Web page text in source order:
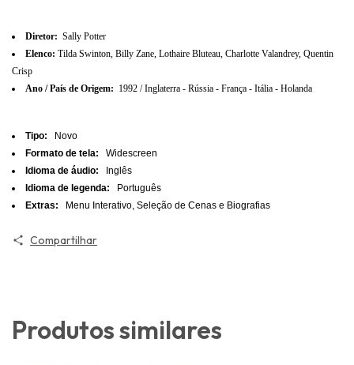
Diretor: Sally Potter
Elenco: Tilda Swinton, Billy Zane, Lothaire Bluteau, Charlotte Valandrey, Quentin
Crisp
Ano / País de Origem: 1992 / Inglaterra - Rússia - França - Itália - Holanda
Tipo: Novo
Formato de tela: Widescreen
Idioma de áudio: Inglês
Idioma de legenda: Português
Extras: Menu Interativo, Seleção de Cenas e Biografias
Compartilhar
Produtos similares